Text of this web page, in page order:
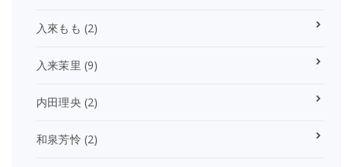
入來もも (2)
入来茉里 (9)
内田理央 (2)
和泉芳怜 (2)